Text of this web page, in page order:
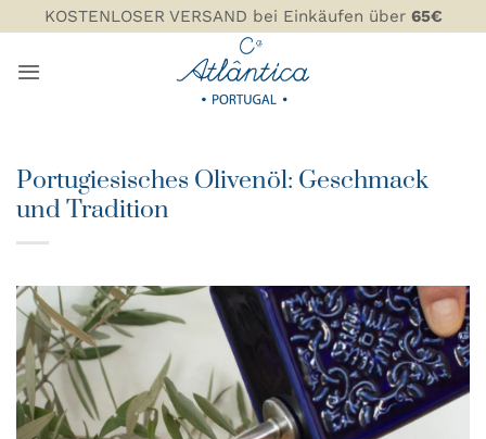
Inhalt
springen
KOSTENLOSER VERSAND bei Einkäufen über 65€
Portugiesisches Olivenöl: Geschmack
und Tradition